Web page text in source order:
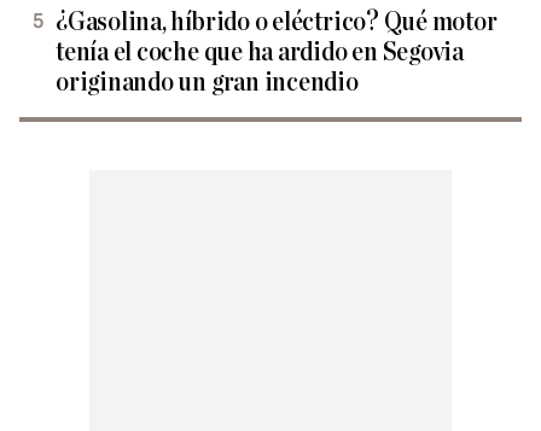
¿Gasolina, híbrido o eléctrico? Qué motor
tenía el coche que ha ardido en Segovia
originando un gran incendio